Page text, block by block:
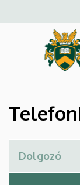
és
Intézet
a